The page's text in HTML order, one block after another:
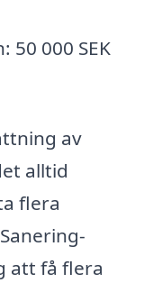
50 000 SEK
av
alltid
flera
att få flera